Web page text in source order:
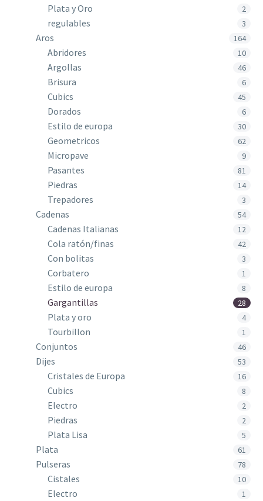
Plata y Oro 2
regulables 3
Aros 164
Abridores 10
Argollas 46
Brisura 6
Cubics 45
Dorados 6
Estilo de europa 30
Geometricos 62
Micropave 9
Pasantes 81
Piedras 14
Trepadores 3
Cadenas 54
Cadenas Italianas 12
Cola ratón/finas 42
Con bolitas 3
Corbatero 1
Estilo de europa 8
Gargantillas 28
Plata y oro 4
Tourbillon 1
Conjuntos 46
Dijes 53
Cristales de Europa 16
Cubics 8
Electro 2
Piedras 2
Plata Lisa 5
Plata 61
Pulseras 78
Cistales 10
Electro 1